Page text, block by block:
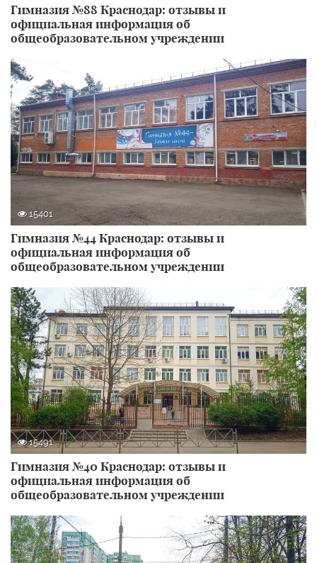
Гимназия №88 Краснодар: отзывы и
официальная информация об
общеобразовательном учреждении
15401
Гимназия №44 Краснодар: отзывы и
официальная информация об
общеобразовательном учреждении
15491
Гимназия №40 Краснодар: отзывы и
официальная информация об
общеобразовательном учреждении